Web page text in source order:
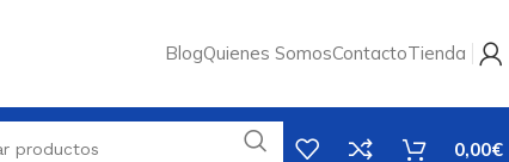
BlogQuienes SomosContactoTienda
0,00€